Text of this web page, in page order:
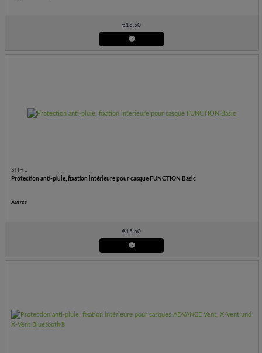
€15.50
STIHL
Protection anti-pluie, fixation intérieure pour casque FUNCTION Basic
Autres
€15.60